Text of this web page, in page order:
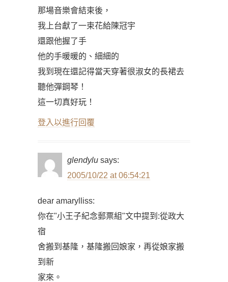
那場音樂會結束後，
我上台獻了一束花給陳冠宇
還跟他握了手
他的手暖暖的、細細的
我到現在還記得當天穿著很淑女的長裙去
聽他彈鋼琴！
這一切真好玩！
登入以進行回覆
glendylu says:
2005/10/22 at 06:54:21
dear amarylliss:
你在"小王子紀念郵票組"文中提到:從政大
宿
舍搬到基隆，基隆搬回娘家，再從娘家搬
到新
家來。